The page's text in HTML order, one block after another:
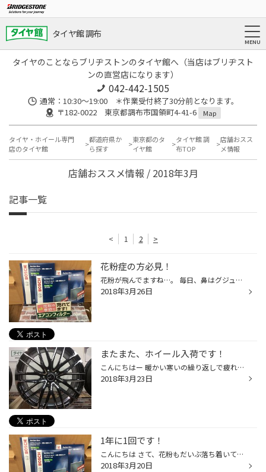
タイヤ館 調布
タイヤのことならブリヂストンのタイヤ館へ（当店はブリヂスト
ンの直営店になります）
042-442-1505
通常：10:30～19:00 ＊作業受付終了30分前となります。
〒182-0022 東京都調布市国領町4-41-6
Map
タイヤ・ホイール専門
店のタイヤ館
都道府県か
ら探す
東京都のタ
イヤ館
タイヤ館 調
布TOP
店舗おスス
メ情報
店舗おススメ情報 / 2018年3月
記事一覧
< 1 2 >
花粉症の方必見！
花粉が飛んでますね…。 毎日、鼻はグジュグジュ、目は痒い… 嫌になります。 そんな方にオススメなのがエアコンフィルターです！ 車内に付いているエアコンフィルターを交換するだけでも、大分軽減されますよ！ このように汚れていたら、要交換です！ 点検は無料なので、お気軽にどうぞっ！！
2018年3月26日
またまた、ホイール入荷です！
こんにちはー 暖かい寒いの繰り返しで疲れちゃいますね、、、、。 さて、タイトル通りホイール入荷です！ いいですね〜 こっちも良い、、、、 実際に見ると、もっと綺麗です！ ぜひ、見に来て下さいね！！！
2018年3月23日
1年に1回です！
こんにちは さて、花粉もだいぶ落ち着いてきました。 交換、忘れていませんかー？ 1年で消臭効果が弱まるので、定期的な交換が必要ですよ。 家庭用のエアコンはフィルターを掃除しますが、 車用は交換です！ 点検はお気軽に申しつけ下さい！！
2018年3月20日